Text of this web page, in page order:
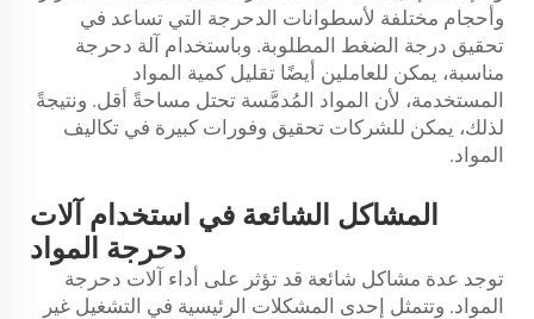
وأحجام مختلفة لأسطوانات الدحرجة التي تساعد في
تحقيق درجة الضغط المطلوبة. وباستخدام آلة دحرجة
مناسبة، يمكن للعاملين أيضًا تقليل كمية المواد
المستخدمة، لأن المواد المُدمَّسة تحتل مساحةً أقل. ونتيجةً
لذلك، يمكن للشركات تحقيق وفورات كبيرة في تكاليف
المواد.
المشاكل الشائعة في استخدام آلات
دحرجة المواد
توجد عدة مشاكل شائعة قد تؤثر على أداء آلات دحرجة
المواد. وتتمثل إحدى المشكلات الرئيسية في التشغيل غير